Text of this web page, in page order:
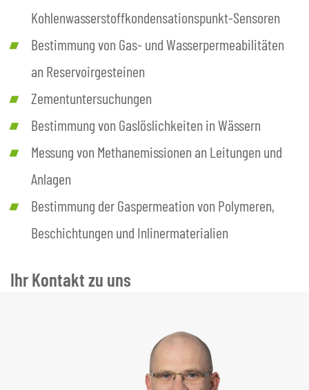
Kohlenwasserstoffkondensationspunkt-Sensoren
Bestimmung von Gas- und Wasserpermeabilitäten
an Reservoirgesteinen
Zementuntersuchungen
Bestimmung von Gaslöslichkeiten in Wässern
Messung von Methanemissionen an Leitungen und
Anlagen
Bestimmung der Gaspermeation von Polymeren,
Beschichtungen und Inlinermaterialien
Ihr Kontakt zu uns